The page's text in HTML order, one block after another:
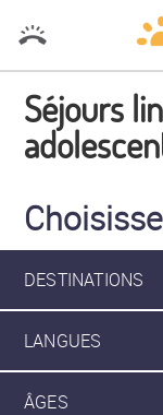
Séjours
DESTINATIONS
LANGUES
ÂGES